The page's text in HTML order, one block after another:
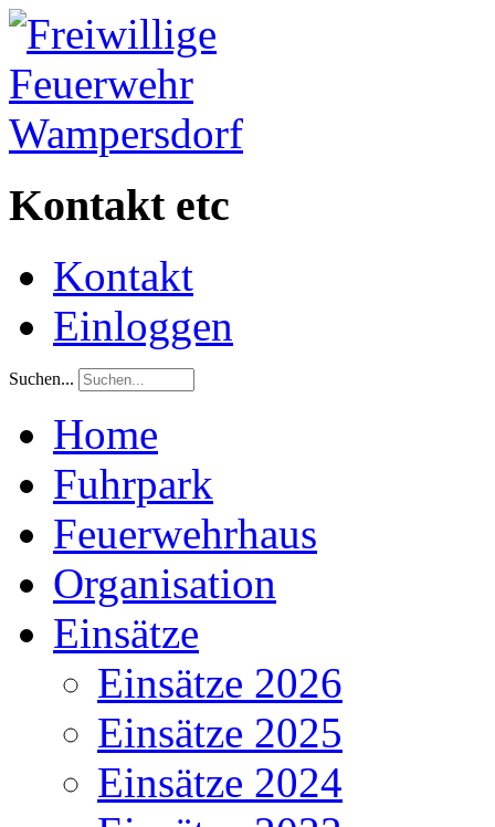
Kontakt etc
Kontakt
Einloggen
Suchen...
Home
Fuhrpark
Feuerwehrhaus
Organisation
Einsätze
Einsätze 2026
Einsätze 2025
Einsätze 2024